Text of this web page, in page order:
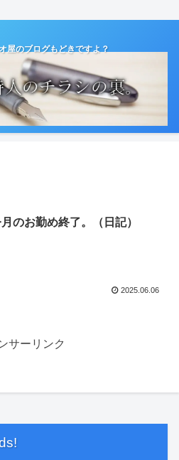
屋のブログもどきですよ？
のお勤め終了。（日記）
2025.06.06
サーリンク